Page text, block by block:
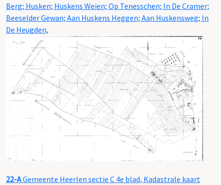
Berg; Husken; Huskens Weien; Op Tenesschen; In De Cramer;
Beeselder Gewan; Aan Huskens Heggen; Aan Huskensweg; In
De Heugden,
22-AGemeente Heerlen sectie C 4e blad, Kadastrale kaart